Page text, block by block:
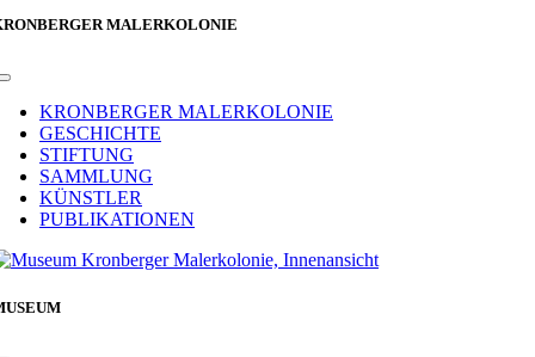
MALERKOLONIE
Toggle
NavigationKRONBERGER MALERKOLONIE
GESCHICHTE
STIFTUNG
SAMMLUNG
KÜNSTLER
PUBLIKATIONEN